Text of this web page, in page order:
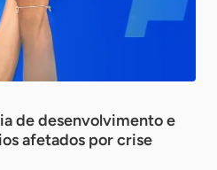
de desenvolvimento e
afetados por crise